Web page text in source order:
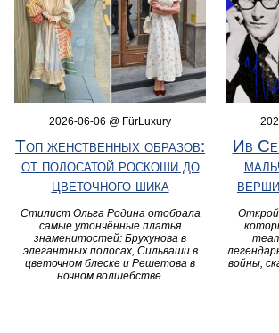
2026-06-06 @ FürLuxury
Топ женственных образов:
от полосатой роскоши до
цветочного шика
Стилист Ольга Родина отобрала
самые утончённые платья
знаменитостей: Брухунова в
элегантных полосах, Сильваши в
цветочном блеске и Решетова в
ночном волшебстве.
Ив
войны,